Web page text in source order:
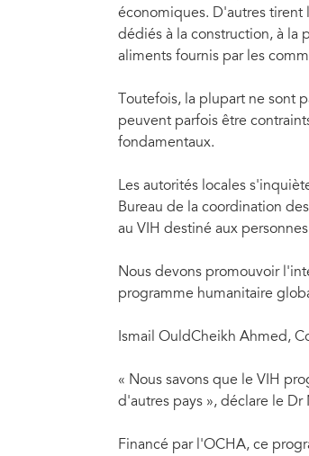
économiques. D'autres tirent
dédiés à la construction, à la
aliments fournis par les
Toutefois, la plupart ne sont
peuvent parfois être
fondamentaux.
Les autorités locales
Bureau de la coordination
au VIH destiné aux
Nous devons promouvoir
programme humanitaire
Ismail OuldCheikh Ahmed,
« Nous savons que le VIH
d'autres pays », déclare le
Financé par l'OCHA, ce